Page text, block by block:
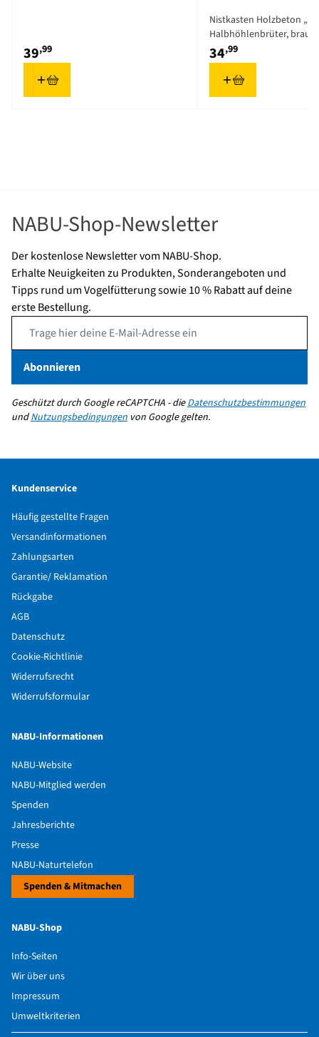
Kontrolle: Regelmäßig auf Stabilität und Unversehrtheit
prüfen.
Woodstone
Farbe
39,99
Nistkasten Holzbeton
Halbhöhlenbrüter, braun
34,99
NABU-Shop-Newsletter
Der kostenlose Newsletter vom NABU-Shop.
Erhalte Neuigkeiten zu Produkten, Sonderangeboten und
Tipps rund um Vogelfütterung sowie 10 % Rabatt auf deine
erste Bestellung.
Abonnieren
Geschützt durch Google reCAPTCHA - dieDatenschutzbestimmungen
undNutzungsbedingungen von Google gelten.
Kundenservice
Häufig gestellte Fragen
Versandinformationen
Zahlungsarten
Garantie/ Reklamation
Rückgabe
AGB
Datenschutz
Cookie-Richtlinie
Widerrufsrecht
Widerrufsformular
NABU-Informationen
NABU-Website
NABU-Mitglied werden
Spenden
Jahresberichte
Presse
NABU-Naturtelefon
Spenden & Mitmachen
NABU-Shop
Info-Seiten
Wir über uns
Impressum
Umweltkriterien